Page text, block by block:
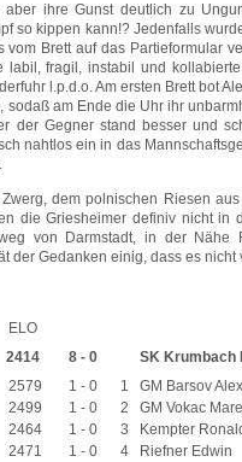
ihre Gunst deutlich zu
so kippen kann!? Jedenfalls
vom Brett auf das
labil, fragil, instabil und
l.p.d.o. Am ersten Brett bot
sodaß am Ende die Uhr ihr
der Gegner stand besser und
nahtlos ein in das
dem polnischen Riesen
die Griesheimer definiv nicht
von Darmstadt, in der
der Gedanken einig, dass es
ELO
2414 8 - 0 SK Krumbach I
2579 1 - 0 1 GM Barsov
2499 1 - 0 2 GM Vokac
2464 1 - 0 3 Kempter
2471 1 - 0 4 Riefner Edwin